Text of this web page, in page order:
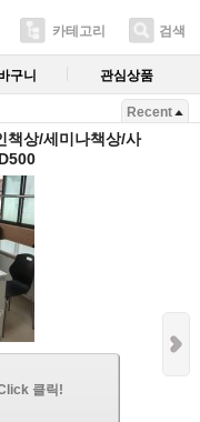
카테고리 검색
구니 관심상품
Recent
책상/세미나책상/사
클릭!